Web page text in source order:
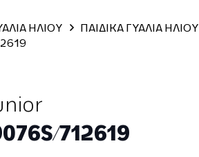
ΗΛΙΟΥ
ΠΑΙΔΙΚΑ ΓΥΑΛΙΑ ΗΛΙΟΥ
712619